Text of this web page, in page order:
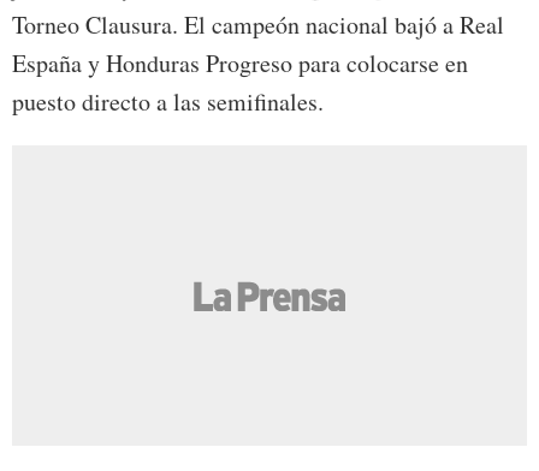
Torneo Clausura. El campeón nacional bajó a Real
España y Honduras Progreso para colocarse en
puesto directo a las semifinales.